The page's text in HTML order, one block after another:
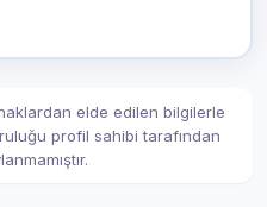
elde edilen bilgilerle
profil sahibi tarafından